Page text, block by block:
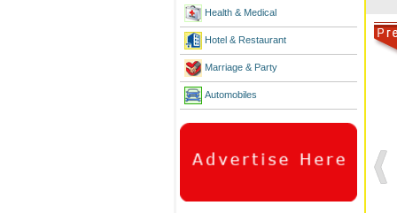
Health & Medical
Hotel & Restaurant
Marriage & Party
Automobiles